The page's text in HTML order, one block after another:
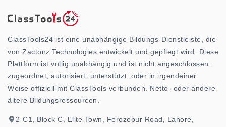
ClassTools24 ist eine unabhängige Bildungs-Dienstleiste, die
von Zactonz Technologies entwickelt und gepflegt wird. Diese
Plattform ist völlig unabhängig und ist nicht angeschlossen,
zugeordnet, autorisiert, unterstützt, oder in irgendeiner
Weise offiziell mit ClassTools verbunden. Netto- oder andere
ältere Bildungsressourcen.
2-C1, Block C, Elite Town, Ferozepur Road, Lahore,